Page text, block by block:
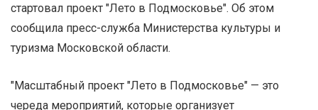
стартовал проект "Лето в Подмосковье". Об этом
сообщила пресс-служба Министерства культуры и
туризма Московской области.
"Масштабный проект "Лето в Подмосковье" — это
череда мероприятий, которые организует